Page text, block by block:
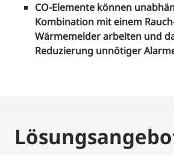
CO-Elemente können
Kombination mit einem
Wärmemelder arbeiten und
Reduzierung unnötiger